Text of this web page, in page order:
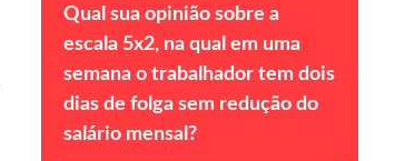
Qual sua opinião sobre a
escala 5x2, na qual em uma
semana o trabalhador tem dois
dias de folga sem redução do
salário mensal?